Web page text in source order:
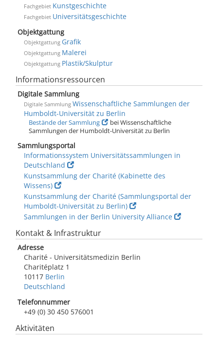
Fachgebiet Kunstgeschichte
Fachgebiet Universitätsgeschichte
Objektgattung
Objektgattung Grafik
Objektgattung Malerei
Objektgattung Plastik/Skulptur
Informationsressourcen
Digitale Sammlung
Digitale Sammlung Wissenschaftliche Sammlungen der
Humboldt-Universität zu Berlin
Bestände der Sammlung
bei Wissenschaftliche
Sammlungen der Humboldt-Universität zu Berlin
Sammlungsportal
Informationssystem Universitätssammlungen in
Deutschland
Kunstsammlung der Charité (Kabinette des
Wissens)
Kunstsammlung der Charité (Sammlungsportal der
Humboldt-Universität zu Berlin)
Sammlungen in der Berlin University Alliance
Kontakt & Infrastruktur
Adresse
Charité - Universitätsmedizin Berlin
Charitéplatz 1
10117 Berlin
Deutschland
Telefonnummer
+49 (0) 30 450 576001
Aktivitäten